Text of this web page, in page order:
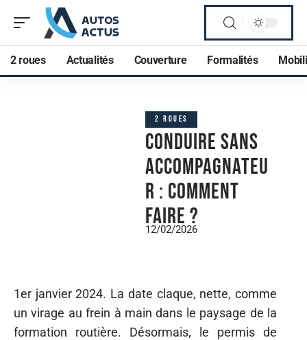
2 roues Actualités Couverture Formalités
2 ROUES
Conduire sans
accompagnateu
r : comment
faire ?
12/02/2026
1er janvier 2024. La date claque, nette, comme
un virage au frein à main dans le paysage de la
formation routière. Désormais, le permis de